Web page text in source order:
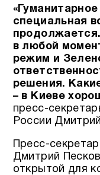
специальная
в любой
режим и
решения.
– в Киеве
пресс-
России
Пресс-
Дмитрий
открытой для